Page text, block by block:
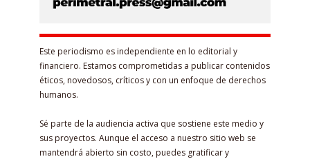
Este periodismo es independiente en lo editorial y
financiero. Estamos comprometidas a publicar contenidos
éticos, novedosos, críticos y con un enfoque de derechos
humanos.
Sé parte de la audiencia activa que sostiene este medio y
sus proyectos. Aunque el acceso a nuestro sitio web se
mantendrá abierto sin costo, puedes gratificar y